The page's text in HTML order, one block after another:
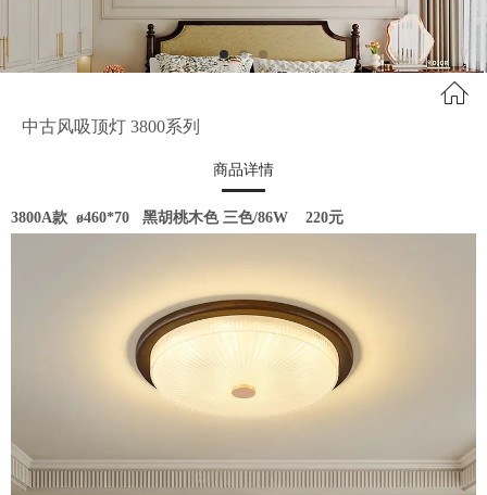
中古风吸顶灯 3800系列
商品详情
3800A款 ø460*70 黑胡桃木色 三色/86W 220元